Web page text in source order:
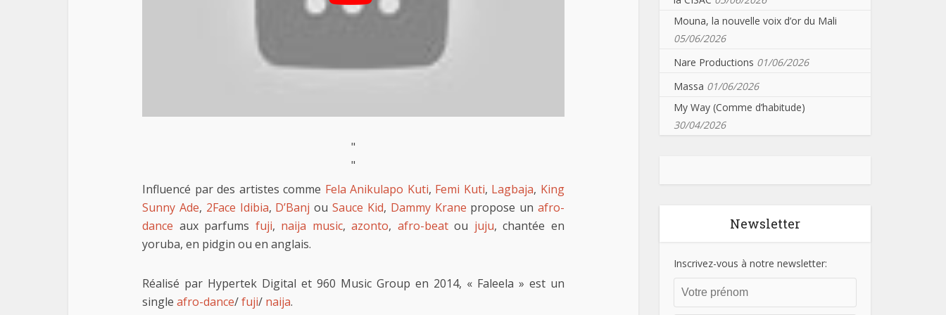
"
"
Influencé par des artistes comme Fela Anikulapo Kuti, Femi Kuti, Lagbaja, King
Sunny Ade, 2Face Idibia, D’Banj ouSauce Kid, Dammy Krane propose unafro-
dance aux parfums fuji, naija music,azonto, afro-beatou juju, chantée en
yoruba, en pidgin ou en anglais.
Réalisé par Hypertek Digital et 960 Music Group en 2014, « Faleela » est un
single afro-dance/fuji/ naija.
Mouna, la nouvelle voix d’or du Mali
05/06/2026
Nare Productions 01/06/2026
Massa 01/06/2026
My Way (Comme d’habitude)
30/04/2026
Newsletter
Inscrivez-vous à notre newsletter: